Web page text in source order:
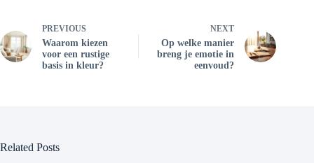
PREVIOUS
Waarom kiezen
voor een rustige
basis in kleur?
NEXT
Op welke manier
breng je emotie in
eenvoud?
Related Posts